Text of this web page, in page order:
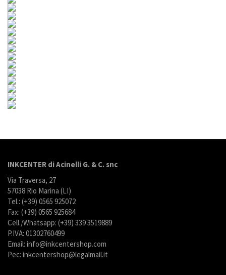
INKCENTER di Acinelli G. & C. snc
Via Traversa, 27
57038 Rio Marina (LI)
Tel.: (+39) 0565 925072
Fax: (+39) 0565 925684
Cell./Whatsapp: (+39) 339 3519889
P.IVA: 01302760499
Email: info@inkcentershop.com
Pec: inkcentershop@legalmail.it